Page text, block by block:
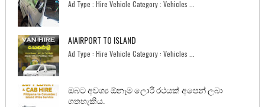
Ad Type : Hire Vehicle Category : Vehicles ...
AIAIRPORT TO ISLAND
Ad Type : Hire Vehicle Category : Vehicles ...
ඔබට අවශ්‍ය ඕනෑම ලොරි රථයක් අපෙන් ලබා
ගතහැකිය.